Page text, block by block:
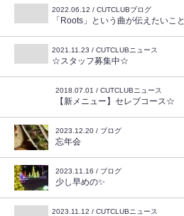
2022.06.12 / CUTCLUBブログ
「Roots」という曲が伝えたいこと
2021.11.23 / CUTCLUBニュース
☆スタッフ募集中☆
2018.07.01 / CUTCLUBニュース
【新メニュー】セレブコース☆
2023.12.20 / ブログ
忘年会
2023.11.16 / ブログ
少し早めの✨
2023.11.12 / CUTCLUBニュース